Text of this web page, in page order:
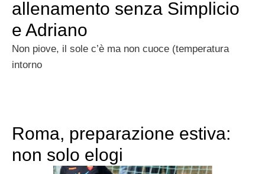
allenamento senza Simplicio
e Adriano
Non piove, il sole c’è ma non cuoce (temperatura
intorno
Roma, preparazione estiva:
non solo elogi